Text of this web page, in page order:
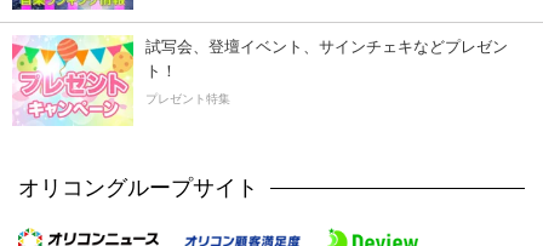
試写会、登壇イベント、サインチェキなどプレゼン
ト！
プレゼント特集
オリコングループサイト